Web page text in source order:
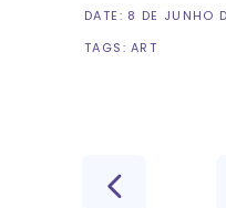
DATE: 8 DE JUNHO
TAGS: ART